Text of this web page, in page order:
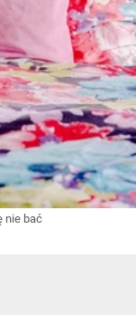
nie bać